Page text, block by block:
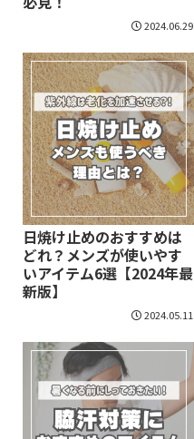
2024.06.29
日焼け止めのおすすめは
どれ？メンズが使いやす
いアイテム6選【2024年最
新版】
2024.05.11